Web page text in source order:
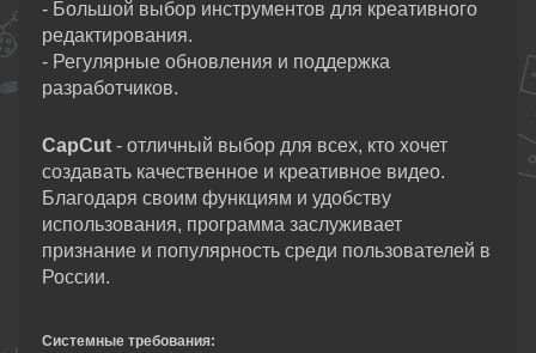
- Большой выбор инструментов для креативного
редактирования.
- Регулярные обновления и поддержка
разработчиков.
CapCut - отличный выбор для всех, кто хочет
создавать качественное и креативное видео.
Благодаря своим функциям и удобству
использования, программа заслуживает
признание и популярность среди пользователей в
России.
Системные требования: